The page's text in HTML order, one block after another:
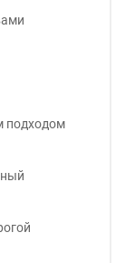
подходом